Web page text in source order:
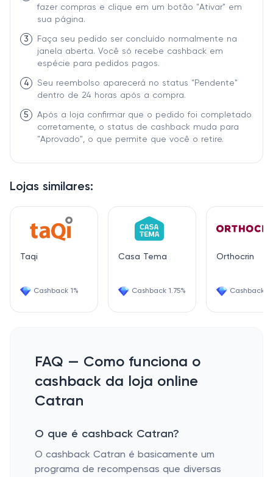
Lojas similares:
Taqi
Cashback 1%
Casa Tema
Cashback 1.75%
Orthocrin
Cashback
fazer compras e clique em um botão "Ativar" em
sua página.
3
Faça seu pedido ser concluído normalmente na
janela aberta. Você só recebe cashback em
espécie para pedidos pagos.
4
Seu reembolso aparecerá no status "Pendente"
dentro de 24 horas após a compra.
5
Após a loja confirmar que o pedido foi completado
corretamente, o status de cashback muda para
"Aprovado", o que permite que você o retire.
FAQ — Como funciona o
cashback da loja online
Catran
O que é cashback Catran?
O cashback Catran é basicamente um
programa de recompensas que diversas